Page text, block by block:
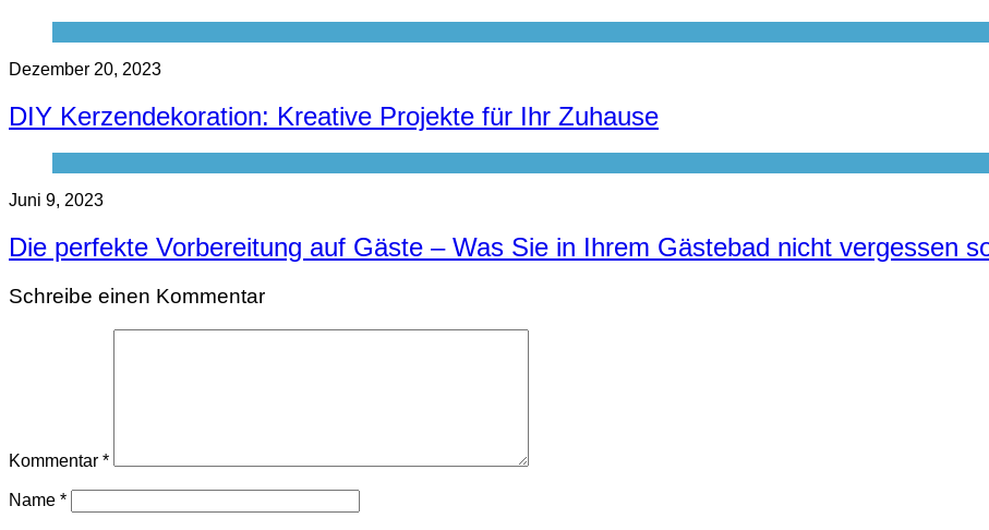
Dezember 20, 2023
DIY Kerzendekoration: Kreative Projekte für Ihr Zuhause
Juni 9, 2023
Die perfekte Vorbereitung auf Gäste – Was Sie in Ihrem Gästebad nicht vergessen
Schreibe einen Kommentar
Kommentar *
Name *